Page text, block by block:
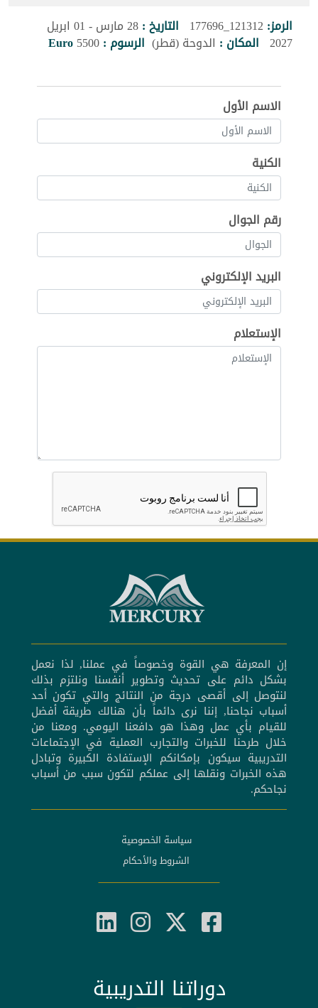
الرمز: 121312_177696 التاريخ : 28 مارس - 01 ابريل
2027 المكان : الدوحة (قطر) الرسوم :5500
Euro
الاسم الأول
الكنية
رقم الجوال
البريد الإلكتروني
الإستعلام
إن المعرفة هي القوة وخصوصاً في عملنا, لذا نعمل
بشكل دائم على تحديث وتطوير أنفسنا ونلتزم بذلك
لنتوصل إلى أقصى درجة من النتائج والتي تكون أحد
أسباب نجاحنا, إننا نرى دائماً بأن هنالك طريقة أفضل
للقيام بأي عمل وهذا هو دافعنا اليومي. ومعنا من
خلال طرحنا للخبرات والتجارب العملية في الإجتماعات
التدريبية سيكون بإمكانكم الإستفادة الكبيرة وتبادل
هذه الخبرات ونقلها إلى عملكم لتكون سبب من أسباب
نجاحكم.
سياسة الخصوصية
الشروط والأحكام
دوراتنا التدريبية